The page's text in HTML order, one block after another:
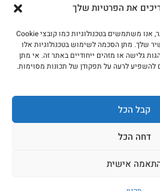
את הפרטיות שלך
כדי לספק את החוויה הטובה ביותר, אנו משתמשים בטכנולוגיות כמו קובצי Cookie
שלך. מתן הסכמה לשימוש בטכנולוגיות אלו
גלישה או מזהים ייחודיים באתר זה. אי מתן
להשפיע לרעה על תפקודן של תכונות מסוימות.
קבל הכל
דחה הכל
אישית
בשר בקר משובח
בשר למעשנת
חלקים אחוריים
מיוחדי מסורת1
עוף
על האש